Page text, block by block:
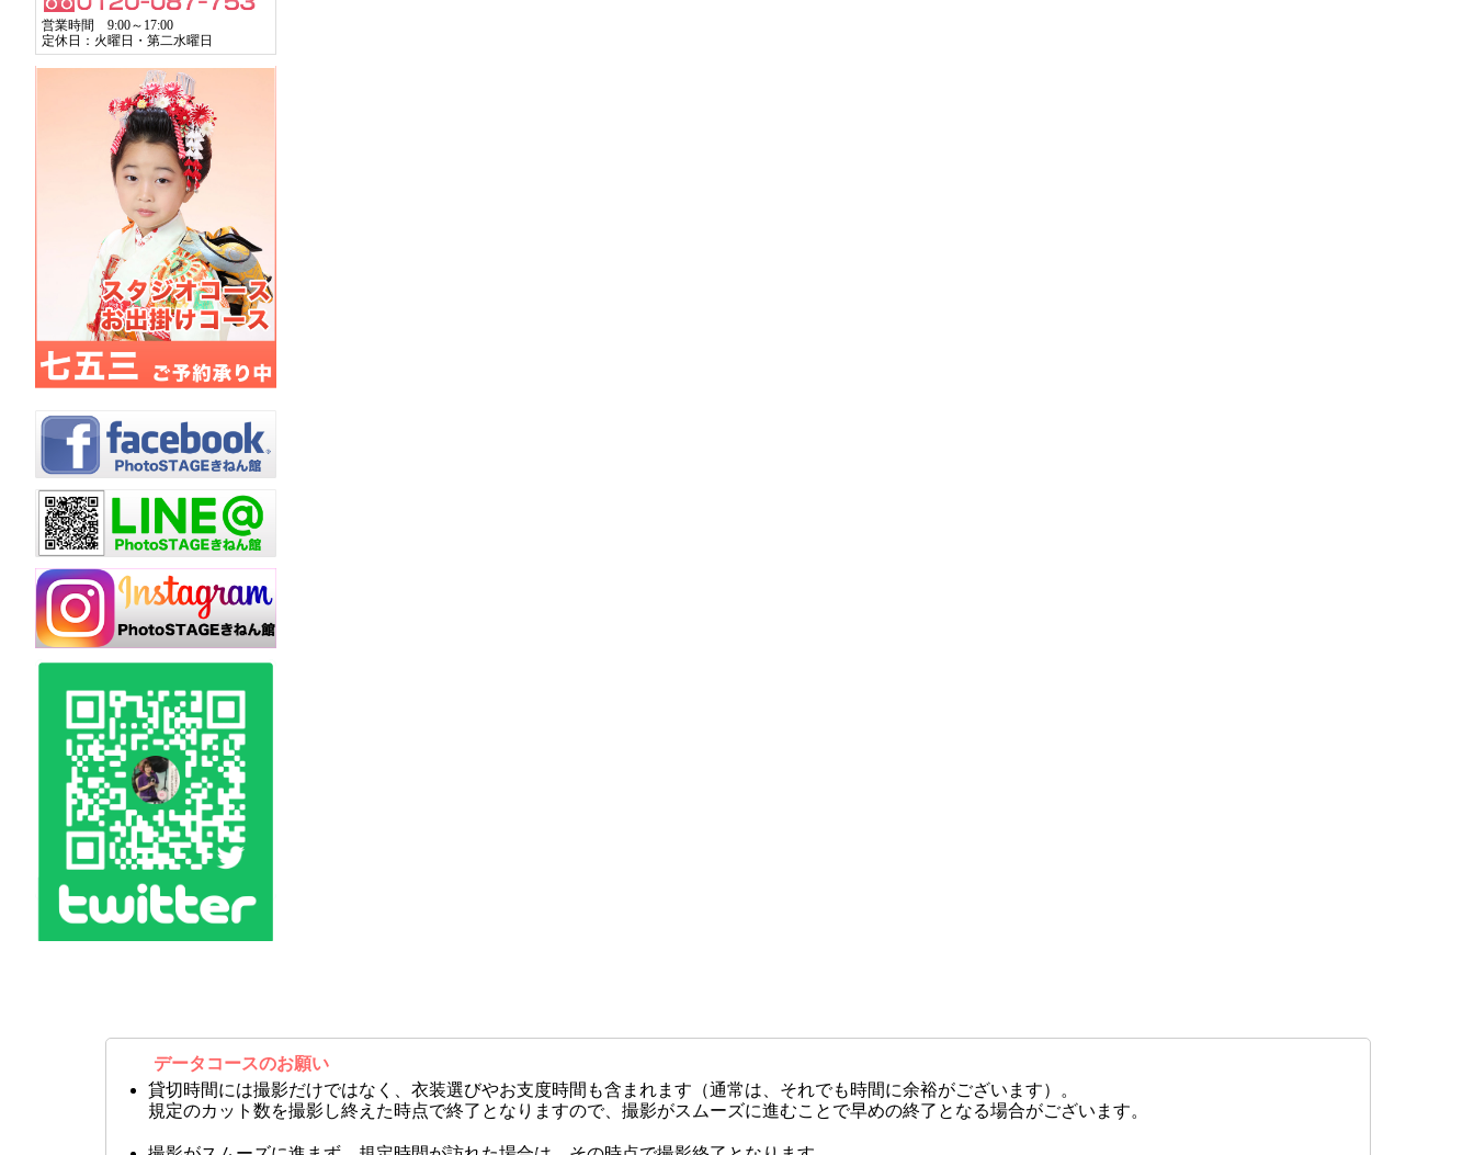
営業時間 9:00～17:00
定休日：火曜日・第二水曜日
データコースのお願い
貸切時間には撮影だけではなく、衣装選びやお支度時間も含まれます（通常は、それでも時間に余裕がございます）。
規定のカット数を撮影し終えた時点で終了となりますので、撮影がスムーズに進むことで早めの終了となる場合がございます。